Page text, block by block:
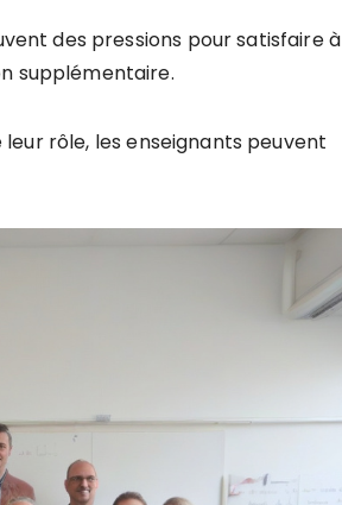
des pressions pour satisfaire à
supplémentaire.
rôle, les enseignants peuvent